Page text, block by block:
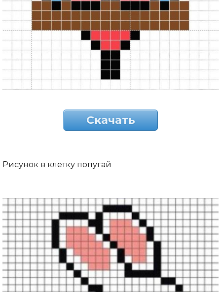
Скачать
Рисунок в клетку попугай